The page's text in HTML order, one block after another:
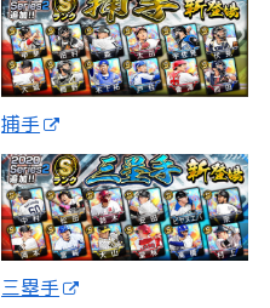
捕手
三塁手